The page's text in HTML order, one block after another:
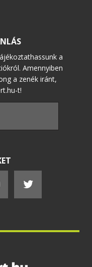
a
Amennyiben
a zenék iránt,
t!